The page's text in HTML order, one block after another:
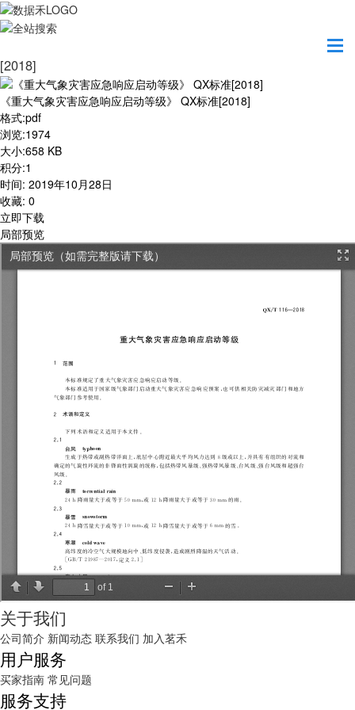
《重大气象灾害应急响应启动等级》 QX标准
[2018]
《重大气象灾害应急响应启动等级》 QX标准[2018]
格式:pdf
浏览:1974
大小:658 KB
积分:1
时间: 2019年10月28日
收藏: 0
立即下载
局部预览
关于我们
公司简介 新闻动态 联系我们 加入茗禾
用户服务
买家指南 常见问题
服务支持